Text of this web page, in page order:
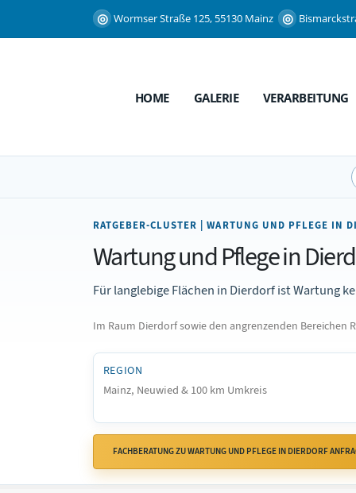
Wormser Straße 125, 55130 Mainz
HOME GALERIE VERARBEITUNG
RATGEBER-CLUSTER | WARTUNG UND PFLEGE IN
Wartung und Pflege in
Für langlebige Flächen in Dierdorf ist Wartung
Im Raum Dierdorf sowie den angrenzenden
REGION
Mainz, Neuwied & 100 km Umkreis
FACHBERATUNG ZU WARTUNG UND PFLEGE IN DIERDORF